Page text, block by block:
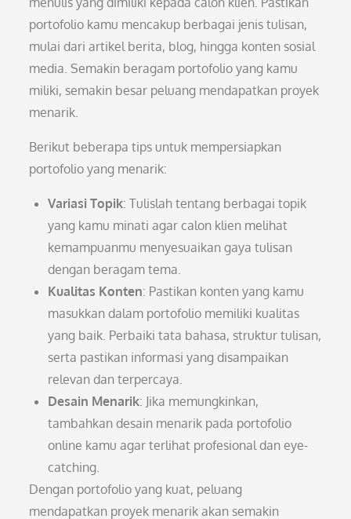
portofolio kamu mencakup berbagai jenis tulisan,
mulai dari artikel berita, blog, hingga konten sosial
media. Semakin beragam portofolio yang kamu
miliki, semakin besar peluang mendapatkan proyek
menarik.
Berikut beberapa tips untuk mempersiapkan
portofolio yang menarik:
Variasi Topik: Tulislah tentang berbagai topik
yang kamu minati agar calon klien melihat
kemampuanmu menyesuaikan gaya tulisan
dengan beragam tema.
Kualitas Konten: Pastikan konten yang kamu
masukkan dalam portofolio memiliki kualitas
yang baik. Perbaiki tata bahasa, struktur tulisan,
serta pastikan informasi yang disampaikan
relevan dan terpercaya.
Desain Menarik: Jika memungkinkan,
tambahkan desain menarik pada portofolio
online kamu agar terlihat profesional dan eye-
catching.
Dengan portofolio yang kuat, peluang
mendapatkan proyek menarik akan semakin